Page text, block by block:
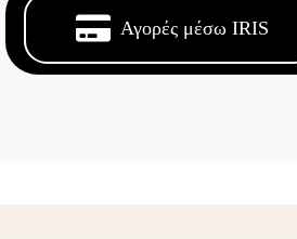
Αγορές μέσω IRIS